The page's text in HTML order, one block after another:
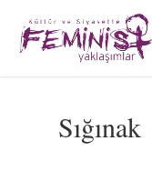
main
Sığınak